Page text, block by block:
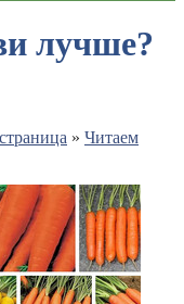
лучше?
» Читаем